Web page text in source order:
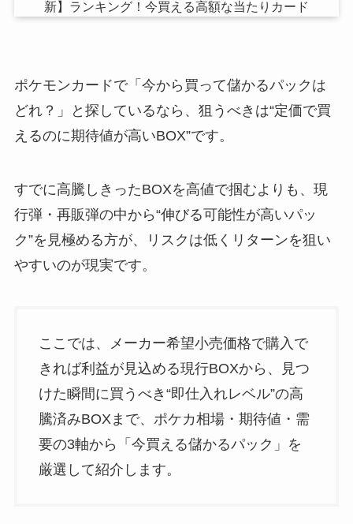
ポケモンカードで「今から買って儲かるパックは
どれ？」と探しているなら、狙うべきは“定価で買
えるのに期待値が高いBOX”です。
すでに高騰しきったBOXを高値で掴むよりも、現
行弾・再販弾の中から“伸びる可能性が高いパッ
ク”を見極める方が、リスクは低くリターンを狙い
やすいのが現実です。
ここでは、メーカー希望小売価格で購入で
きれば利益が見込める現行BOXから、見つ
けた瞬間に買うべき“即仕入れレベル”の高
騰済みBOXまで、ポケカ相場・期待値・需
要の3軸から「今買える儲かるパック」を
厳選して紹介します。